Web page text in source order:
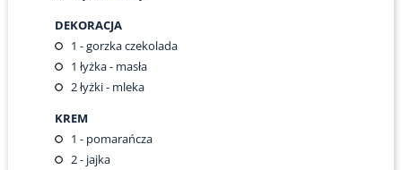
DEKORACJA
1 - gorzka czekolada
1 łyżka - masła
2łyżki - mleka
KREM
1 - pomarańcza
2- jajka